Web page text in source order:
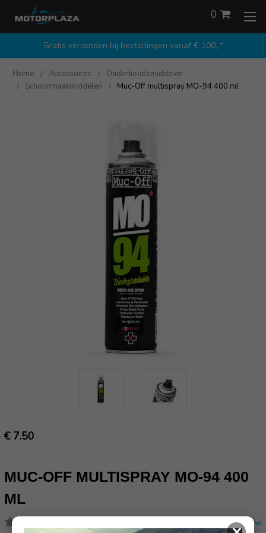
Gratis verzenden bij bestellingen vanaf € 100,-*
0
Home Accessoires
Onderhoudsmiddelen
Schoonmaakmiddelen
Muc-Off multispray MO-94 400 ml
€ 7.50
MUC-OFF MULTISPRAY MO-94 400
ML
Schrijf een review